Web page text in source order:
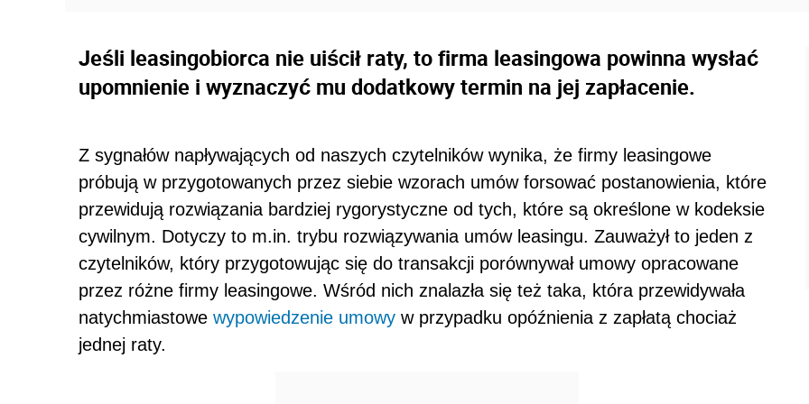
Jeśli leasingobiorca nie uiścił raty, to firma leasingowa powinna wysłać
upomnienie i wyznaczyć mu dodatkowy termin na jej zapłacenie.
Z sygnałów napływających od naszych czytelników wynika, że firmy leasingowe
próbują w przygotowanych przez siebie wzorach umów forsować postanowienia, które
przewidują rozwiązania bardziej rygorystyczne od tych, które są określone w kodeksie
cywilnym. Dotyczy to m.in. trybu rozwiązywania umów leasingu. Zauważył to jeden z
czytelników, który przygotowując się do transakcji porównywał umowy opracowane
przez różne firmy leasingowe. Wśród nich znalazła się też taka, która przewidywała
natychmiastowe wypowiedzenie umowy w przypadku opóźnienia z zapłatą chociaż
jednej raty.